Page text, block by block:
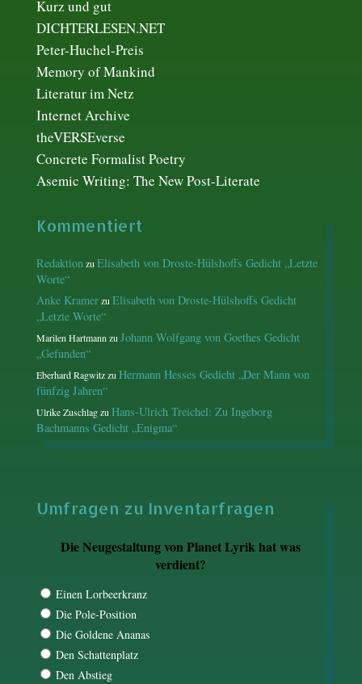
Kurz und gut
DICHTERLESEN.NET
Peter-Huchel-Preis
Memory of Mankind
Literatur im Netz
Internet Archive
theVERSEverse
Concrete Formalist Poetry
Asemic Writing: The New Post-Literate
Kommentiert
Redaktion zu Elisabeth von Droste-Hülshoffs Gedicht „Letzte
Worte“
Anke Kramerzu Elisabeth von Droste-Hülshoffs Gedicht
„Letzte Worte“
Marilen Hartmann zu Johann Wolfgang von Goethes Gedicht
„Gefunden“
Eberhard Ragwitzzu Hermann Hesses Gedicht „Der Mann von
fünfzig Jahren“
Ulrike Zuschlagzu Hans-Ulrich Treichel: Zu Ingeborg
Bachmanns Gedicht „Enigma“
Umfragen zu Inventarfragen
Die Neugestaltung von Planet Lyrik hat was
verdient?
Einen Lorbeerkranz
Die Pole-Position
Die Goldene Ananas
Den Schattenplatz
Den Abstieg